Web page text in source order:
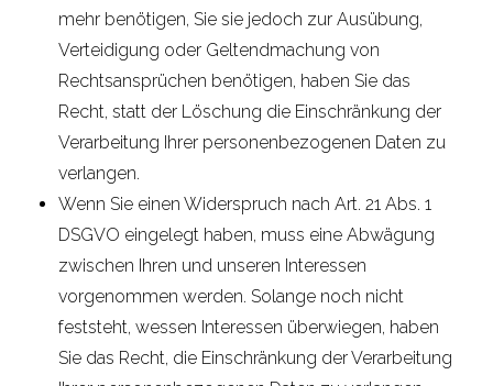
mehr benötigen, Sie sie jedoch zur Ausübung,
Verteidigung oder Geltendmachung von
Rechtsansprüchen benötigen, haben Sie das
Recht, statt der Löschung die Einschränkung der
Verarbeitung Ihrer personenbezogenen Daten zu
verlangen.
Wenn Sie einen Widerspruch nach Art. 21 Abs. 1
DSGVO eingelegt haben, muss eine Abwägung
zwischen Ihren und unseren Interessen
vorgenommen werden. Solange noch nicht
feststeht, wessen Interessen überwiegen, haben
Sie das Recht, die Einschränkung der Verarbeitung